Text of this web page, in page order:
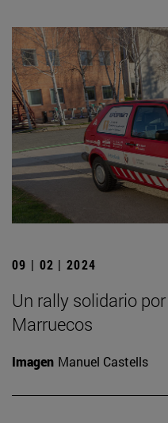
09 | 02 | 2024
Un rally solidario
Marruecos
Imagen Manuel Castells